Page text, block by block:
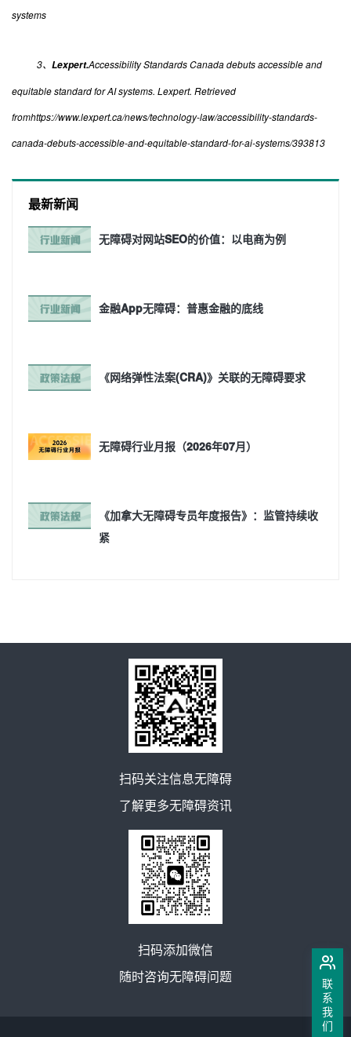
systems
3、 Lexpert.Accessibility Standards Canada debuts accessible and
equitable standard for AI systems. Lexpert. Retrieved
fromhttps://www.lexpert.ca/news/technology-law/accessibility-standards-
canada-debuts-accessible-and-equitable-standard-for-ai-systems/393813
最新新闻
无障碍对网站SEO的价值：以电商为例
金融App无障碍：普惠金融的底线
《网络弹性法案(CRA)》关联的无障碍要求
无障碍行业月报（2026年07月）
《加拿大无障碍专员年度报告》：监管持续收
紧
扫码关注信息无障碍
了解更多无障碍资讯
扫码添加微信
随时咨询无障碍问题
联
系
我
们